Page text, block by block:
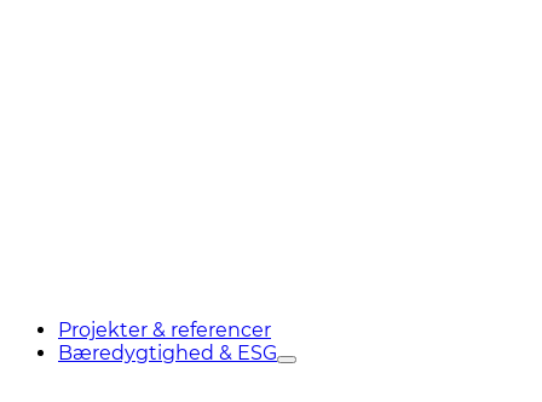
Projekter & referencer
Bæredygtighed & ESG